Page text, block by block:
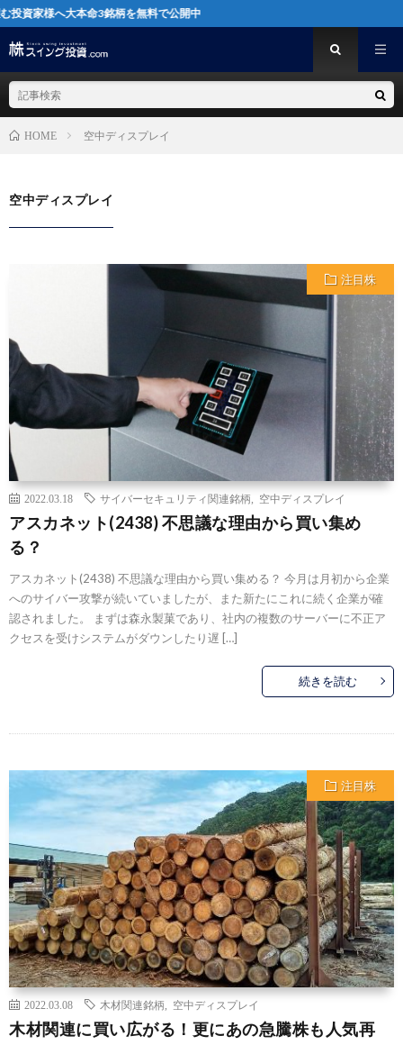
本命3銘柄を無料で公開中
HOME 空中ディスプレイ
空中ディスプレイ
注目株
2022.03.18 サイバーセキュリティ関連銘柄 空中ディスプレイ
アスカネット(2438) 不思議な理由から買い集め
る？
アスカネット(2438) 不思議な理由から買い集める？ 今月は月初から企業
へのサイバー攻撃が続いていましたが、また新たにこれに続く企業が確
認されました。 まずは森永製菓であり、社内の複数のサーバーに不正ア
クセスを受けシステムがダウンしたり遅 […]
続きを読む
注目株
2022.03.08 木材関連銘柄 空中ディスプレイ
木材関連に買い広がる！更にあの急騰株も人気再